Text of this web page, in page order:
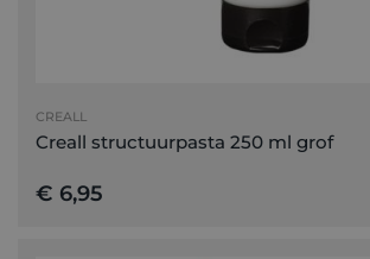
CREALL
Creall structuurpasta 250 ml grof
€ 6,95